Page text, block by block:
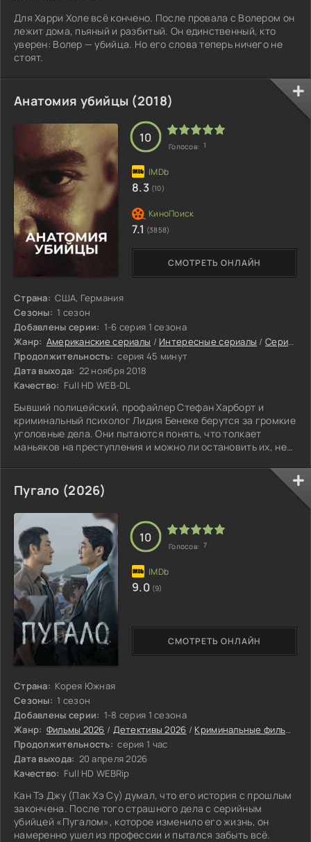
Для Харри Холе всё кончено. После провала с Волером он
лежит дома, пьяный и разбитый. Он единственный, кто
уверен: Волер — убийца. Но его слова теперь ничего не
стоят.
Анатомия убийцы (2018)
Страна: США, Германия
Сезоны: 1 сезон
Добавлены серии: 1-6 серия 1 сезона
Жанр: Американские сериалы / Интересные сериалы /Сериалы про маньяков
Продолжительность: серия 45 минут
Дата выхода: 22 ноября 2018
Качество: Full HD WEB-DL
Бывший полицейский, профайлер Стефан Харборт и
криминальный психолог Лидия Бенеке берутся за громкие
уголовные дела. Они пытаются понять, что толкает
маньяков на преступления и можно ли остановить их, не
из серийных убийц, которые известны далеко за
пределами своей страны. Среди них — Гай Жорж, который
держал в страхе Париж в 1990-е годы; поэт Джек
Уэнтервегер, убивавший женщин в США, Чехии и Австрии;
беспощадный санитар Стефан, вводивший
СМОТРЕТЬ ОНЛАЙН
10
Голосов: 1
8.3 (10)
7.1 (3858)
Пугало (2026)
Страна: Корея Южная
Сезоны: 1 сезон
Добавлены серии: 1-8 серия 1 сезона
Жанр: Фильмы 2026 / Детективы 2026 / Криминальные фильмы 2026
Продолжительность: серия 1 час
Дата выхода: 20 апреля 2026
Качество: Full HD WEBRip
Кан Тэ Джу (Пак Хэ Су) думал, что его история с прошлым
закончена. После того страшного дела с серийным
убийцей «Пугалом», которое изменило его жизнь, он
намеренно ушел из профессии и пытался забыть всё.
СМОТРЕТЬ ОНЛАЙН
10
Голосов: 7
9.0 (9)